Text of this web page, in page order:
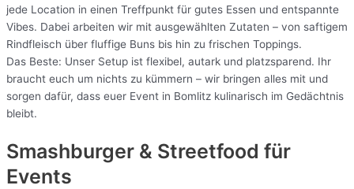
jede Location in einen Treffpunkt für gutes Essen und entspannte
Vibes. Dabei arbeiten wir mit ausgewählten Zutaten – von saftigem
Rindfleisch über fluffige Buns bis hin zu frischen Toppings.
Das Beste: Unser Setup ist flexibel, autark und platzsparend. Ihr
braucht euch um nichts zu kümmern – wir bringen alles mit und
sorgen dafür, dass euer Event in Bomlitz kulinarisch im Gedächtnis
bleibt.
Smashburger & Streetfood für
Events